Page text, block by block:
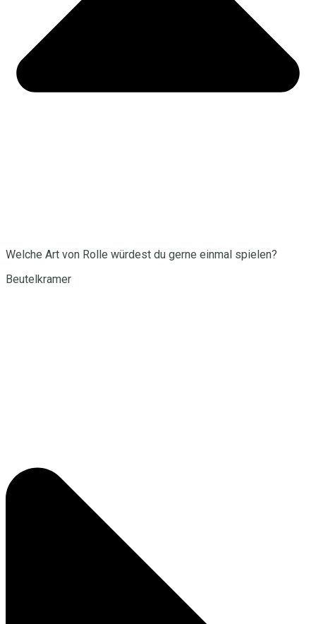
Welche Art von Rolle würdest du gerne einmal spielen?
Beutelkramer